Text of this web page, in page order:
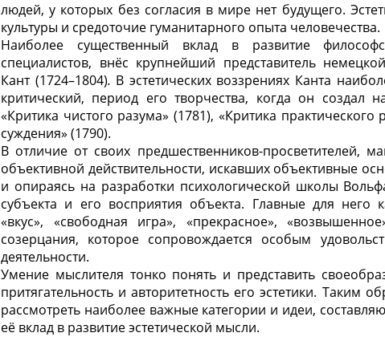
людей, у которых без согласия в мире нет будущего.
культуры и средоточие гуманитарного опыта человечества.
Наиболее существенный вклад в развитие
специалистов, внёс крупнейший представитель
Кант (1724–1804). В эстетических воззрениях Канта
критический, период его творчества, когда он создал
«Критика чистого разума» (1781), «Критика
суждения» (1790).
В отличие от своих предшественников-просветителей,
объективной действительности, искавших объективные
и опираясь на разработки психологической школы
субъекта и его восприятия объекта. Главные для него
«вкус», «свободная игра», «прекрасное»,
созерцания, которое сопровождается особым
деятельности.
Умение мыслителя тонко понять и представить
притягательность и авторитетность его эстетики. Таким
рассмотреть наиболее важные категории и идеи,
её вклад в развитие эстетической мысли.